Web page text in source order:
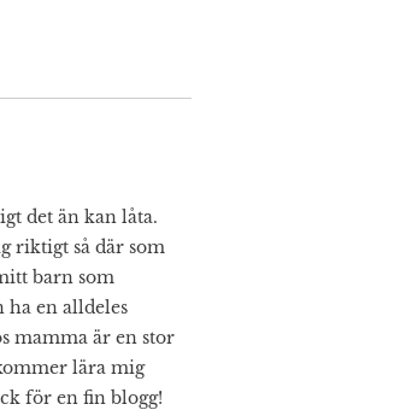
det än kan låta.
riktigt så där som
barn som
en alldeles
mamma är en stor
lära mig
för en fin blogg!